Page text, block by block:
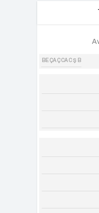
BE ÇA Ç CA C Ş B